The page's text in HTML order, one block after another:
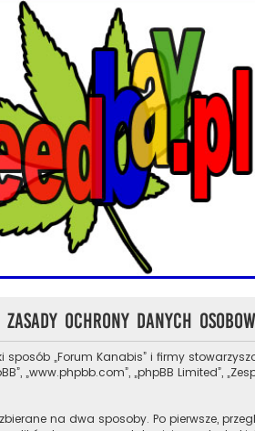
Zasady ochrony danych
„Forum Kanabis” i firmy
„www.phpbb.com”, „phpBB Limited”,
na dwa sposoby. Po pierwsze,